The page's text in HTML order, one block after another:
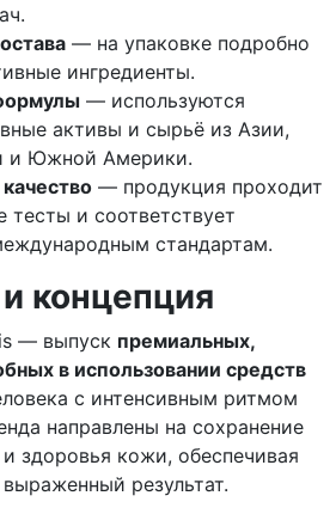
— на упаковке подробно
ингредиенты.
— используются
активы и сырьё из Азии,
и Южной Америки.
— продукция проходит
тесты и соответствует
стандартам.
концепция
— выпуск премиальных,
в использовании средств
с интенсивным ритмом
направлены на сохранение
здоровья кожи, обеспечивая
результат.